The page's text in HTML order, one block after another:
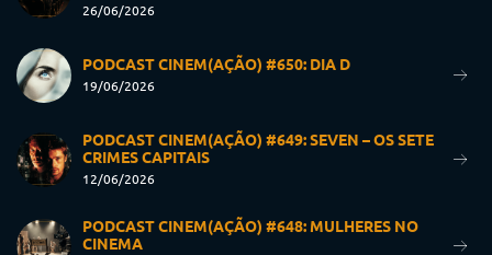
26/06/2026
PODCAST CINEM(AÇÃO) #650: DIA D
19/06/2026
PODCAST CINEM(AÇÃO) #649: SEVEN – OS SETE
CRIMES CAPITAIS
12/06/2026
PODCAST CINEM(AÇÃO) #648: MULHERES NO
CINEMA